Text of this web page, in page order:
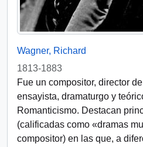
Wagner, Richard
1813-1883
Fue un compositor, director
ensayista, dramaturgo y
Romanticismo. Destacan
(calificadas como «dramas
compositor) en las que, a